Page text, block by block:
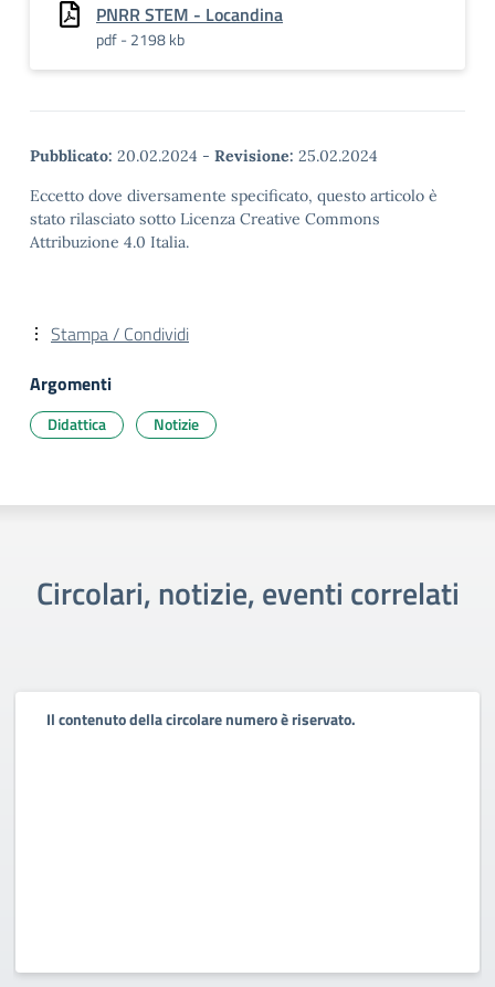
PNRR STEM - Locandina
pdf - 2198 kb
Pubblicato: 20.02.2024 - Revisione: 25.02.2024
Eccetto dove diversamente specificato, questo articolo è
stato rilasciato sotto Licenza Creative Commons
Attribuzione 4.0 Italia.
Stampa / Condividi
Argomenti
Didattica Notizie
Circolari, notizie, eventi correlati
Il contenuto della circolare numero è riservato.